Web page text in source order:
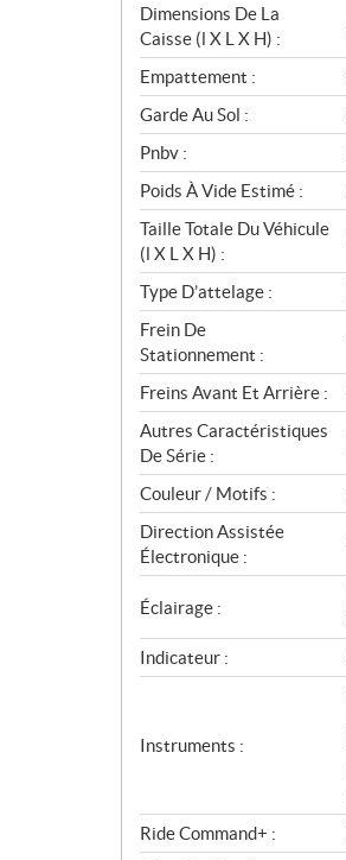
Dimensions De La
Caisse (l X L X H) :
Empattement :
Garde Au Sol :
Pnbv :
Poids À Vide Estimé :
Taille Totale Du Véhicule
(l X L X H) :
Type D’attelage :
Frein De
Stationnement :
Freins Avant Et Arrière :
Autres Caractéristiques
De Série :
Couleur / Motifs :
Direction Assistée
Électronique :
Éclairage :
Indicateur :
Instruments :
Ride Command+ :